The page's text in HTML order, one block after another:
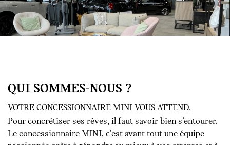
QUI SOMMES-NOUS ?
VOTRE CONCESSIONNAIRE MINI VOUS ATTEND.
Pour concrétiser ses rêves, il faut savoir bien s’entourer.
Le concessionnaire MINI, c’est avant tout une équipe